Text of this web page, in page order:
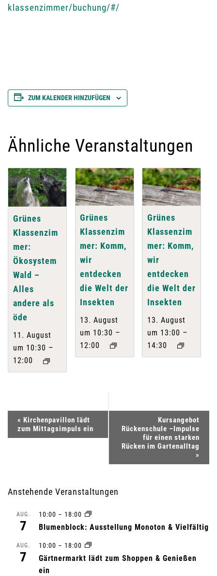
klassenzimmer/buchung/#/
ZUM KALENDER HINZUFÜGEN
Ähnliche Veranstaltungen
Grünes
Klassenzim
mer:
Ökosystem
Wald –
Alles
andere als
öde
11. August
um 10:30 –
12:00
Grünes
Klassenzim
mer: Komm,
wir
entdecken
die Welt der
Insekten
13. August
um 10:30 –
12:00
Grünes
Klassenzim
mer: Komm,
wir
entdecken
die Welt der
Insekten
13. August
um 13:00 –
14:30
e
a
« Kirchenpavillon lädt
zum Mittagsimpuls ein
Kursangebot
Rückenschule –Impulse
für einen starken
Rücken im Gartenalltag
»
Anstehende Veranstaltungen
AUG.
7
10:00 – 18:00
Blumenblock: Ausstellung Monoton & Vielfältig
AUG.
7
10:00 – 18:00
Gärtnermarkt lädt zum Shoppen & Genießen
ein